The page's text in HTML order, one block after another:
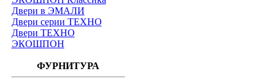
Двери в ЭМАЛИ
Двери серии ТЕХНО
Двери ТЕХНО
ЭКОШПОН
ФУРНИТУРА